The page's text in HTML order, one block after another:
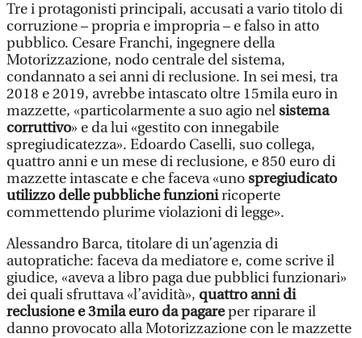
Tre i protagonisti principali, accusati a vario titolo di
corruzione – propria e impropria – e falso in atto
pubblico. Cesare Franchi, ingegnere della
Motorizzazione, nodo centrale del sistema,
condannato a sei anni di reclusione. In sei mesi, tra
2018 e 2019, avrebbe intascato oltre 15mila euro in
mazzette, «particolarmente a suo agio nelsistema
corruttivo» e da lui «gestito con innegabile
spregiudicatezza». Edoardo Caselli, suo collega,
quattro anni e un mese di reclusione, e 850 euro di
mazzette intascate e che faceva «unospregiudicato
utilizzo delle pubbliche funzioniricoperte
commettendo plurime violazioni di legge».
Alessandro Barca, titolare di un’agenzia di
autopratiche: faceva da mediatore e, come scrive il
giudice, «aveva a libro paga due pubblici funzionari»
dei quali sfruttava «l’avidità», quattro anni di
reclusione e 3mila euro da pagareper riparare il
danno provocato alla Motorizzazione con le mazzette